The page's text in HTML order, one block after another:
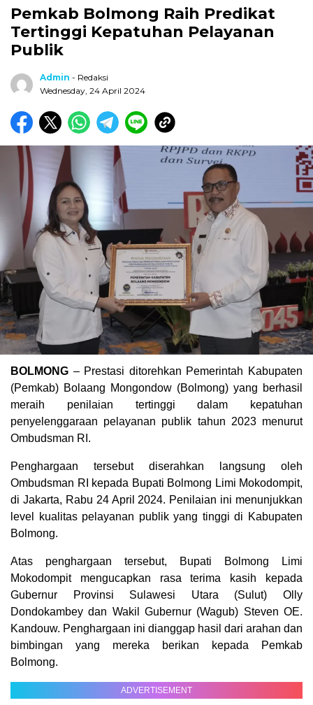
Pemkab Bolmong Raih Predikat
Tertinggi Kepatuhan Pelayanan
Publik
Admin - Redaksi
Wednesday, 24 April 2024
BOLMONG – Prestasi ditorehkan Pemerintah Kabupaten
(Pemkab) Bolaang Mongondow (Bolmong) yang berhasil
meraih penilaian tertinggi dalam kepatuhan
penyelenggaraan pelayanan publik tahun 2023 menurut
Ombudsman RI.
Penghargaan tersebut diserahkan langsung oleh
Ombudsman RI kepada Bupati Bolmong Limi Mokodompit,
di Jakarta, Rabu 24 April 2024. Penilaian ini menunjukkan
level kualitas pelayanan publik yang tinggi di Kabupaten
Bolmong.
Atas penghargaan tersebut, Bupati Bolmong Limi
Mokodompit mengucapkan rasa terima kasih kepada
Gubernur Provinsi Sulawesi Utara (Sulut) Olly
Dondokambey dan Wakil Gubernur (Wagub) Steven OE.
Kandouw. Penghargaan ini dianggap hasil dari arahan dan
bimbingan yang mereka berikan kepada Pemkab
Bolmong.
ADVERTISEMENT